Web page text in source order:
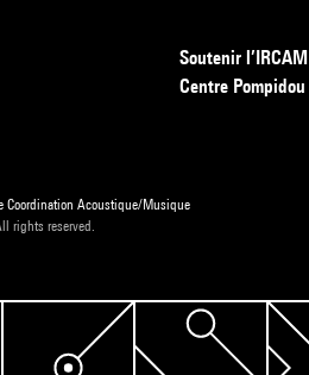
Soutenir l’IRCAM
Centre Pompidou
Coordination Acoustique/Musique
rights reserved.